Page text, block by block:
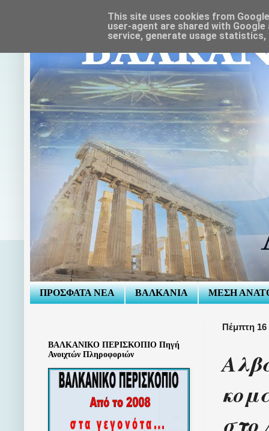
ΠΡΟΣΦΑΤΑ ΝΕΑ ΒΑΛΚΑΝΙΑ ΜΕΣΗ
Πέμπτη 16
στο
ΒΑΛΚΑΝΙΚΟ ΠΕΡΙΣΚΟΠΙΟ Πηγή
Ανοιχτών Πληροφοριών
This site uses cookies from
user-agent are shared with
service, generate usage statistics,